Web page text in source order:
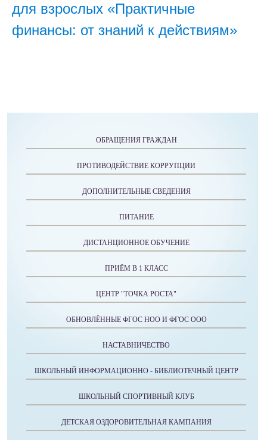
для взрослых «Практичные
финансы: от знаний к действиям»
ОБРАЩЕНИЯ ГРАЖДАН
ПРОТИВОДЕЙСТВИЕ КОРРУПЦИИ
ДОПОЛНИТЕЛЬНЫЕ СВЕДЕНИЯ
ПИТАНИЕ
ДИСТАНЦИОННОЕ ОБУЧЕНИЕ
ПРИЁМ В 1 КЛАСС
ЦЕНТР "ТОЧКА РОСТА"
ОБНОВЛЁННЫЕ ФГОС НОО И ФГОС ООО
НАСТАВНИЧЕСТВО
ШКОЛЬНЫЙ ИНФОРМАЦИОННО - БИБЛИОТЕЧНЫЙ ЦЕНТР
ШКОЛЬНЫЙ СПОРТИВНЫЙ КЛУБ
ДЕТСКАЯ ОЗДОРОВИТЕЛЬНАЯ КАМПАНИЯ